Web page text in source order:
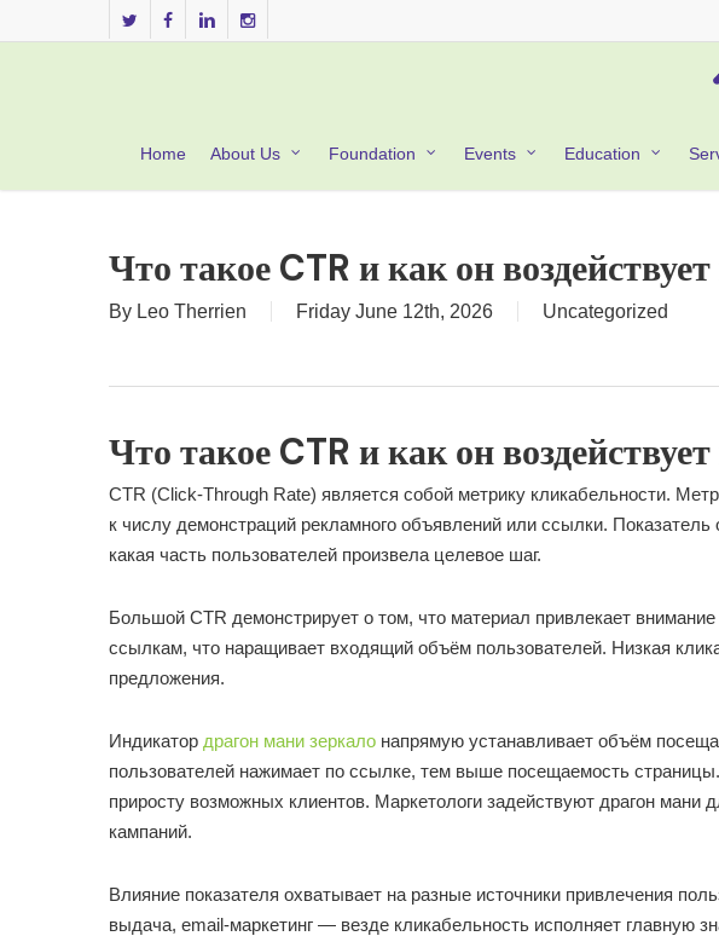
to
twitter facebooklinkedininstagram
Home About Us Foundation Events Education
Что такое CTR и как он
By Leo Therrien Friday June 12th, 2026 Uncategorized
Что такое CTR и как он
CTR (Click-Through Rate) является собой метрику кликабельности.
к числу демонстраций рекламного объявлений или ссылки. Показатель
какая часть пользователей произвела целевое шаг.
Большой CTR демонстрирует о том, что материал привлекает
ссылкам, что наращивает входящий объём пользователей. Низкая
предложения.
Индикатор драгон мани зеркало напрямую устанавливает объём
пользователей нажимает по ссылке, тем выше посещаемость
приросту возможных клиентов. Маркетологи задействуют драгон мани
кампаний.
Влияние показателя охватывает на разные источники привлечения
выдача, email-маркетинг — везде кликабельность исполняет главную